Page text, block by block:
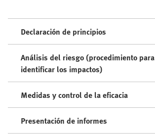
Declaración de principios
Análisis del riesgo (procedimiento para
identificar los impactos)
Medidas y control de la eficacia
Presentación de informes